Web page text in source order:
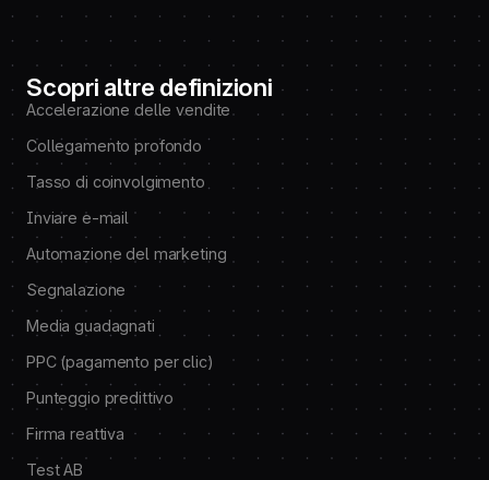
Scopri altre definizioni
Accelerazione delle vendite
Collegamento profondo
Tasso di coinvolgimento
Inviare e-mail
Automazione del marketing
Segnalazione
Media guadagnati
PPC (pagamento per clic)
Punteggio predittivo
Firma reattiva
Test AB